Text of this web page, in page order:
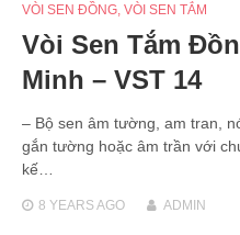
VÒI SEN ĐỒNG, VÒI SEN TẮM
Vòi Sen Tắm
Minh – VST 14
– Bộ sen âm tường, am tran,
gắn tường hoặc âm trần với
kế…
8 YEARSAGO ADMIN